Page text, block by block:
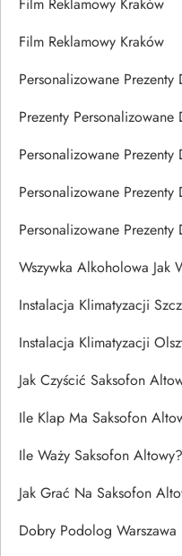
Film Reklamowy Kraków
Personalizowane
Prezenty Personalizowane
Personalizowane Prezenty
Personalizowane Prezenty
Personalizowane
Wszywka Alkoholowa Jak
Instalacja Klimatyzacji
Instalacja Klimatyzacji
Jak Czyścić Saksofon
Ile Klap Ma Saksofon
Ile Waży Saksofon Altowy?
Jak Grać Na Saksofon
Dobry Podolog Warszawa